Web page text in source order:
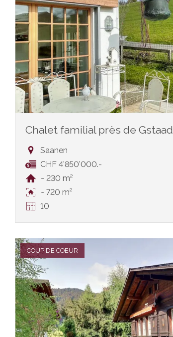
Chalet familial près de Gstaad
Saanen
CHF 4'850'000.-
~ 230 m²
~ 720 m²
10
COUP DE COEUR